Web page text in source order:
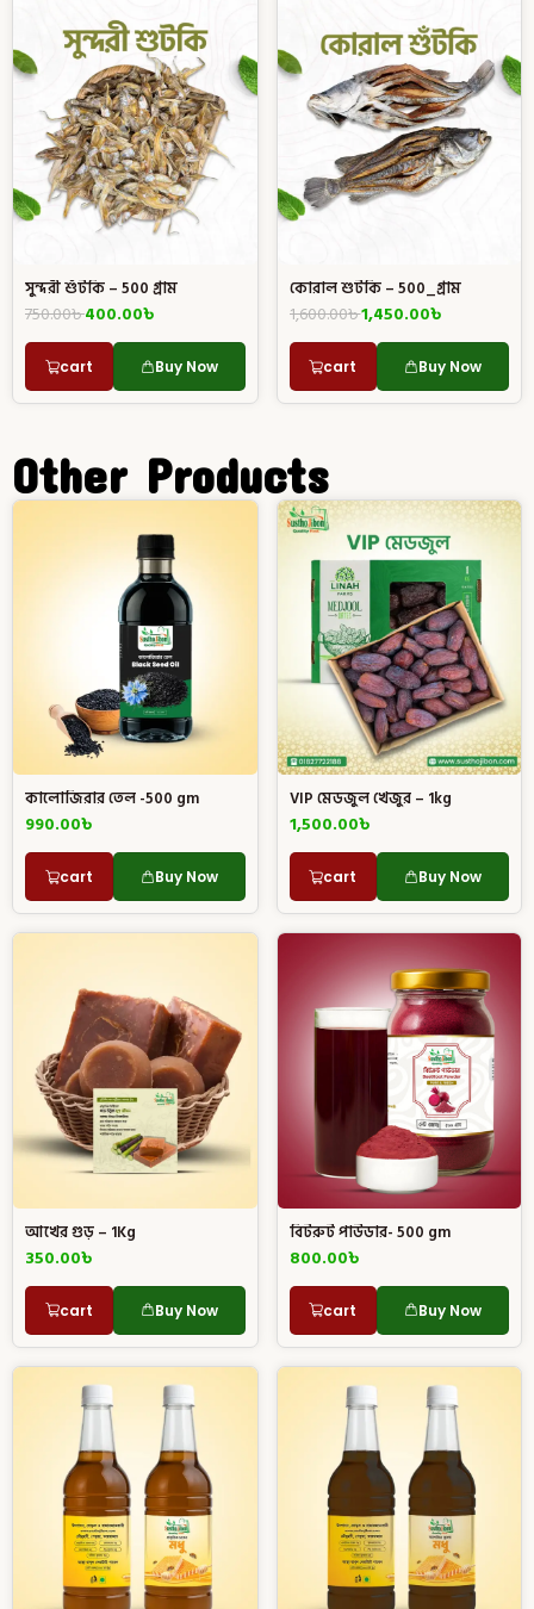
সুন্দরী শুঁটকি – 500 গ্রাম
750.00৳400.00৳
cart Buy Now
কোরাল শুটকি – 500_গ্রাম
1,600.00৳1,450.00৳
cart Buy Now
Other Products
কালোজিরার তেল -500 gm
990.00৳
cart Buy Now
VIP মেডজুল খেজুর – 1kg
1,500.00৳
cart Buy Now
আখের গুড় – 1Kg
350.00৳
cart Buy Now
বিটরুট পাউডার- 500 gm
800.00৳
cart Buy Now